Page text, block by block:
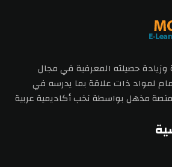
حصيلته المعرفية في مجال
لمواد ذات علاقة بما يدرسه في
مذهل بواسطة نخب أكاديمية عربية